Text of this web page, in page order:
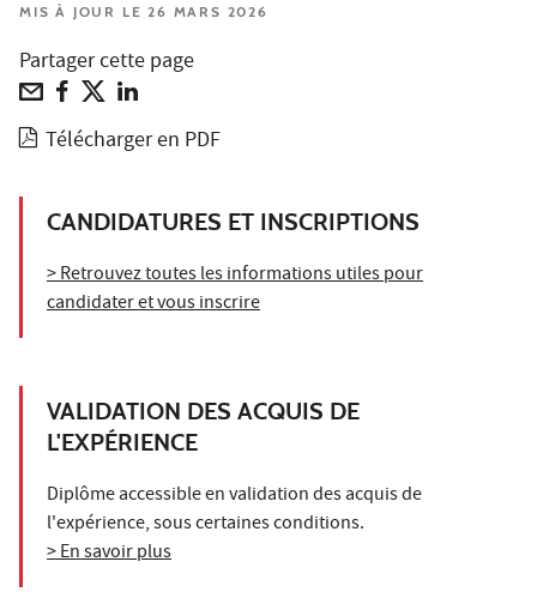
MIS À JOUR LE 26 MARS 2026
Partager cette page
Télécharger en PDF
CANDIDATURES ET INSCRIPTIONS
> Retrouvez toutes les informations utiles pour
candidater et vous inscrire
VALIDATION DES ACQUIS DE
L'EXPÉRIENCE
Diplôme accessible en validation des acquis de
l'expérience, sous certaines conditions.
> En savoir plus